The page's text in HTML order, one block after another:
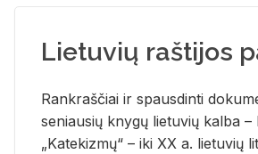
Lietuvių raštijos
Rank­raš­čiai ir spaus­din­ti
se­niau­sių kny­gų lie­tu­vių kal­ba
„Ka­te­kiz­mų“ – iki XX a. lie­tu­vių